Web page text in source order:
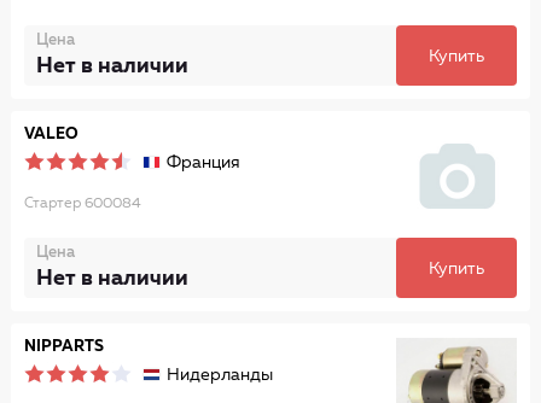
Цена
Нет в наличии Купить
VALEO
Франция
Стартер 600084
Цена
Нет в наличии Купить
NIPPARTS
Нидерланды